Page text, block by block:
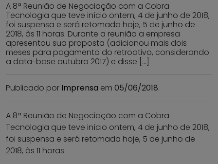
A 8ª Reunião de Negociação com a Cobra
Tecnologia que teve início ontem, 4 de junho de 2018,
foi suspensa e será retomada hoje, 5 de junho de
2018, às 11 horas. Durante a reunião a empresa
apresentou sua proposta (adicionou mais dois
meses para pagamento do retroativo, considerando
a data-base outubro 2017) e disse […]
Publicado por Imprensa em 05/06/2018.
A 8ª Reunião de Negociação com a Cobra
Tecnologia que teve início ontem, 4 de junho de 2018,
foi suspensa e será retomada hoje, 5 de junho de
2018, às 11 horas.